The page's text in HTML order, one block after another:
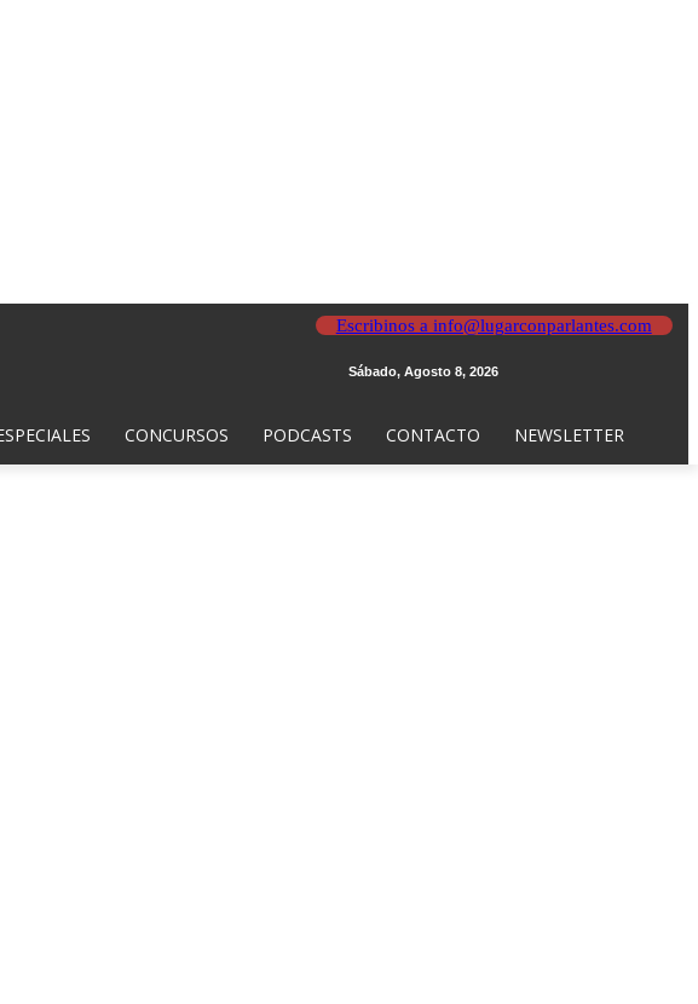
Escribinos a info@lugarconparlantes.com
Sábado, Agosto 8, 2026
CONCURSOS PODCASTS CONTACTO NEWSLETTER